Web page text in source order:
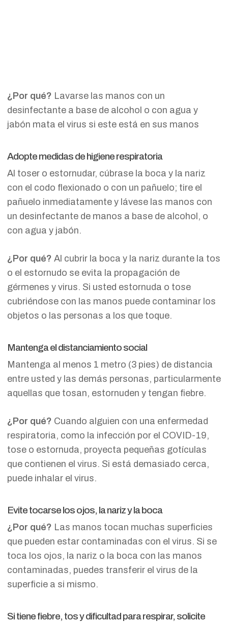
¿Por qué? Lavarse las manos con un
desinfectante a base de alcohol o con agua y
jabón mata el virus si este está en sus manos
Adopte medidas de higiene respiratoria
Al toser o estornudar, cúbrase la boca y la nariz
con el codo flexionado o con un pañuelo; tire el
pañuelo inmediatamente y lávese las manos con
un desinfectante de manos a base de alcohol, o
con agua y jabón.
¿Por qué? Al cubrir la boca y la nariz durante la tos
o el estornudo se evita la propagación de
gérmenes y virus. Si usted estornuda o tose
cubriéndose con las manos puede contaminar los
objetos o las personas a los que toque.
Mantenga el distanciamiento social
Mantenga al menos 1 metro (3 pies) de distancia
entre usted y las demás personas, particularmente
aquellas que tosan, estornuden y tengan fiebre.
¿Por qué? Cuando alguien con una enfermedad
respiratoria, como la infección por el COVID-19,
tose o estornuda, proyecta pequeñas gotículas
que contienen el virus. Si está demasiado cerca,
puede inhalar el virus.
Evite tocarse los ojos, la nariz y la boca
¿Por qué? Las manos tocan muchas superficies
que pueden estar contaminadas con el virus. Si se
toca los ojos, la nariz o la boca con las manos
contaminadas, puedes transferir el virus de la
superficie a si mismo.
Si tiene fiebre, tos y dificultad para respirar, solicite